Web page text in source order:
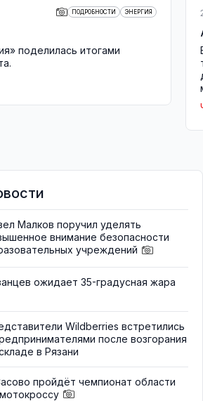
ПОДРОБНОСТИ ЭНЕРГИЯ
поделилась итогами
Малков поручил уделять
внимание безопасности
учреждений
ожидает 35-градусная жара
Wildberries встретились
после возгорания
в Рязани
пройдёт чемпионат области